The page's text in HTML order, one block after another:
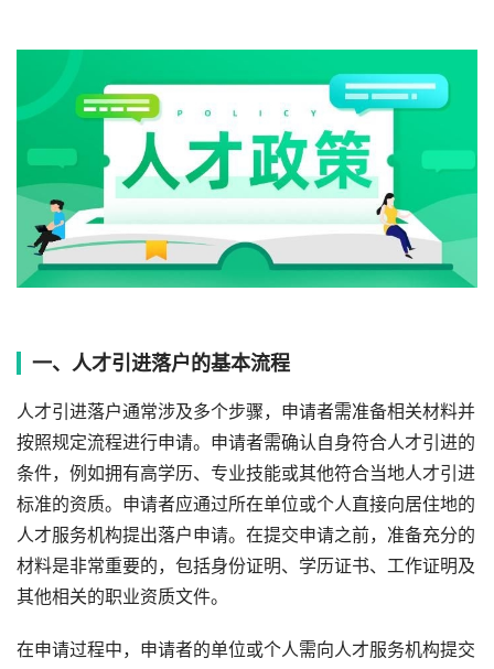
一、人才引进落户的基本流程
人才引进落户通常涉及多个步骤，申请者需准备相关材料并
按照规定流程进行申请。申请者需确认自身符合人才引进的
条件，例如拥有高学历、专业技能或其他符合当地人才引进
标准的资质。申请者应通过所在单位或个人直接向居住地的
人才服务机构提出落户申请。在提交申请之前，准备充分的
材料是非常重要的，包括身份证明、学历证书、工作证明及
其他相关的职业资质文件。
在申请过程中，申请者的单位或个人需向人才服务机构提交